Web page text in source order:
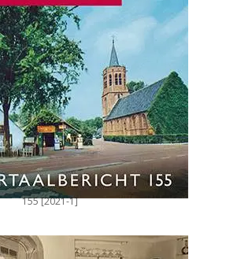
155 [2021-1]